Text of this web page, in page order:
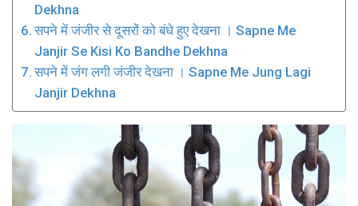
Dekhna
सपने में जंजीर से दूसरों को बंधे हुए देखना । Sapne Me
Janjir Se Kisi Ko Bandhe Dekhna
सपने में जंग लगी जंजीर देखना । Sapne Me Jung Lagi
Janjir Dekhna